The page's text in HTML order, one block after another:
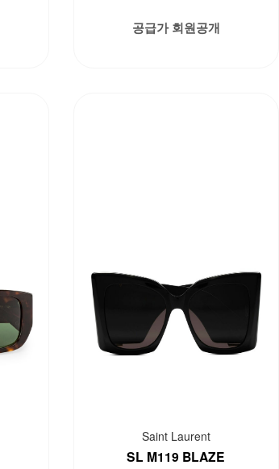
공급가 회원공개
Saint Laurent
SL M119 BLAZE